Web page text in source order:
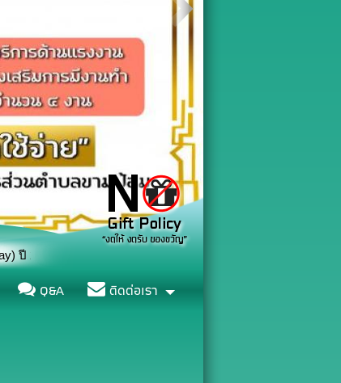
Q&A ติดต่อเรา